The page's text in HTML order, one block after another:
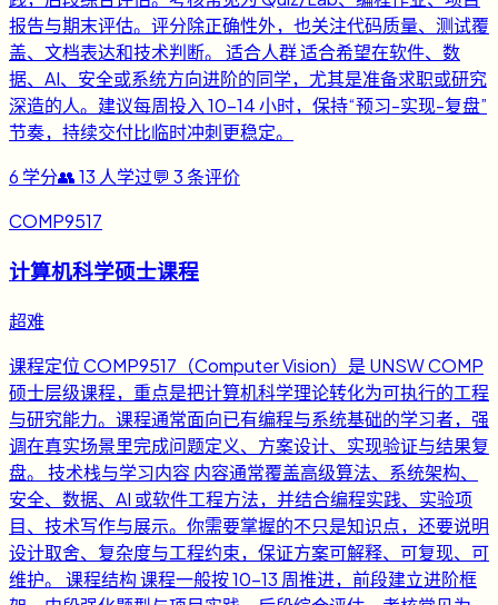
报告与期末评估。评分除正确性外，也关注代码质量、测试覆
盖、文档表达和技术判断。 适合人群 适合希望在软件、数
据、AI、安全或系统方向进阶的同学，尤其是准备求职或研究
深造的人。建议每周投入 10-14 小时，保持“预习-实现-复盘”
节奏，持续交付比临时冲刺更稳定。
6 学分👥13 人学过💬 3条评价
COMP9517
计算机科学硕士课程
超难
课程定位 COMP9517（Computer Vision）是 UNSW COMP
硕士层级课程，重点是把计算机科学理论转化为可执行的工程
与研究能力。课程通常面向已有编程与系统基础的学习者，强
调在真实场景里完成问题定义、方案设计、实现验证与结果复
盘。 技术栈与学习内容 内容通常覆盖高级算法、系统架构、
安全、数据、AI 或软件工程方法，并结合编程实践、实验项
目、技术写作与展示。你需要掌握的不只是知识点，还要说明
设计取舍、复杂度与工程约束，保证方案可解释、可复现、可
维护。 课程结构 课程一般按 10-13 周推进，前段建立进阶框